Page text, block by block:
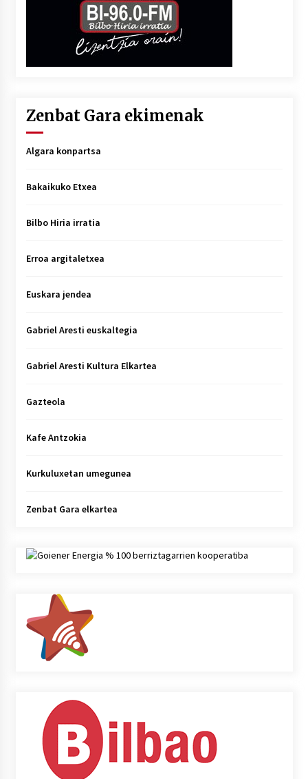
Zenbat Gara ekimenak
Algara konpartsa
Bakaikuko Etxea
Bilbo Hiria irratia
Erroa argitaletxea
Euskara jendea
Gabriel Aresti euskaltegia
Gabriel Aresti Kultura Elkartea
Gazteola
Kafe Antzokia
Kurkuluxetan umegunea
Zenbat Gara elkartea